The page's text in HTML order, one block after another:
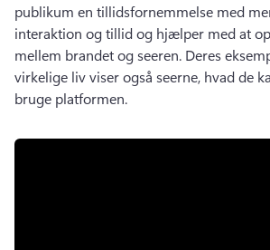
publikum en tillidsfornemmelse med
interaktion og tillid og hjælper med at
mellem brandet og seeren. Deres
virkelige liv viser også seerne, hvad de
bruge platformen.